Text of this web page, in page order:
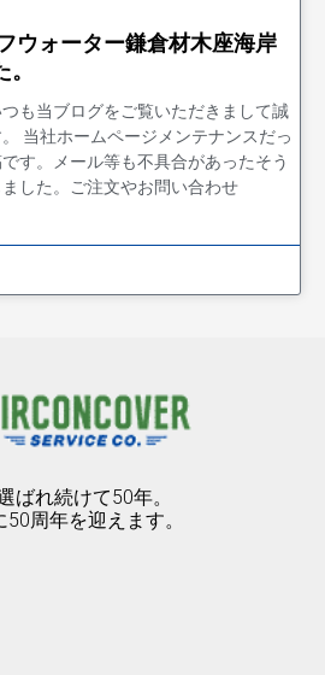
ウォーター鎌倉材木座海岸
も当ブログをご覧いただきまして誠
当社ホームページメンテナンスだっ
す。メール等も不具合があったそう
した。ご注文やお問い合わせ
ばれ続けて50年。
周年を迎えます。